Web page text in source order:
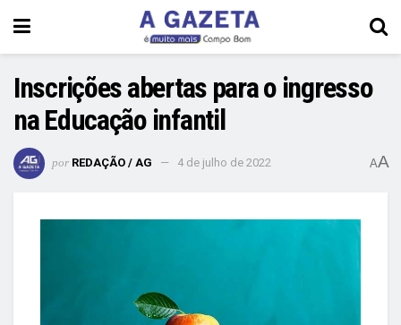
Inscrições abertas para o ingresso
na Educação infantil
por REDAÇÃO / AG 4 de julho de 2022 AA